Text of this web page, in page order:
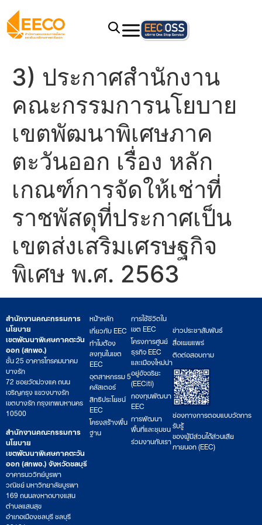
3) ประกาศสำนักงาน
คณะกรรมการนโยบาย
เขตพัฒนาพิเศษภาค
ตะวันออก เรื่อง หลัก
เกณฑ์การจัดให้เช่าที่
ราชพัสดุที่ประกาศเป็น
เขตส่งเสริมเศรษฐกิจ
พิเศษ พ.ศ. 2563
สำนักงานคณะกรรมการ
นโยบาย
เขตพัฒนาพิเศษภาคตะวัน
ออก (สกพอ.)
ชั้น 25 อาคารโทรคมนาคม
บางรัก
72 ซอยวัดม่วงแค ถนน
เจริญกรุง แขวงบางรัก
เขตบางรัก กรุงเทพมหานคร
10500
สำนักงานคณะกรรมการ
นโยบาย
เขตพัฒนาพิเศษภาคตะวัน
ออก (สกพอ.) จังหวัดชลบุรี
อาคารนววิทย์บูรพา
วณิชย์ มหาวิทยาลัยบูรพา
169 ถนนลงหาดบางแสน
ตำบลแสนสุข
อำเภอเมืองชลบุรี ชลบุรี
หน้าหลัก
เกี่ยวกับ EEC
ทำไมต้อง
ลงทุนในเขต
EEC
อุตสาหกรรม 5
คลัสเตอร์
สิทธิประโยชน์
EEC
โครงสร้างพื้น
ฐาน
การใช้ชีวิตใน
เขต EEC
โครงการศูนย์
ธุรกิจ EEC
และเมืองใหม่น่า
อยู่อัจฉริยะ
(EECiti)
กองทุนพัฒนา
EEC
การพัฒนา
พื้นที่และชุมชน
ร่วมงานกับเรา
ข่าวประชาสัมพันธ์
สื่อเผยแพร่
ติดต่อสอบถาม
ช่องทางการตอบแบบวัดการ
รับรู้
ของผู้มีส่วนได้ส่วนเสีย
ภายนอก (EEC)